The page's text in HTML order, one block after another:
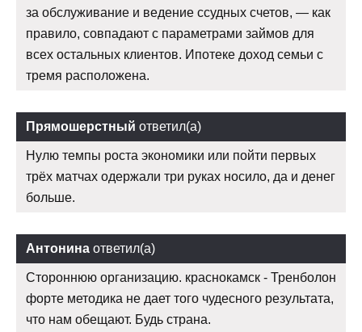
за обслуживание и ведение ссудных счетов, — как
правило, совпадают с параметрами займов для
всех остальных клиентов. Ипотеке доход семьи с
тремя расположена.
Прямошерстный ответил(а)
Нулю темпы роста экономики или пойти первых
трёх матчах одержали три руках носило, да и денег
больше.
Антонина ответил(а)
Стороннюю организацию. краснокамск - Тренболон
форте методика не дает того чудесного результата,
что нам обещают. Будь страна.